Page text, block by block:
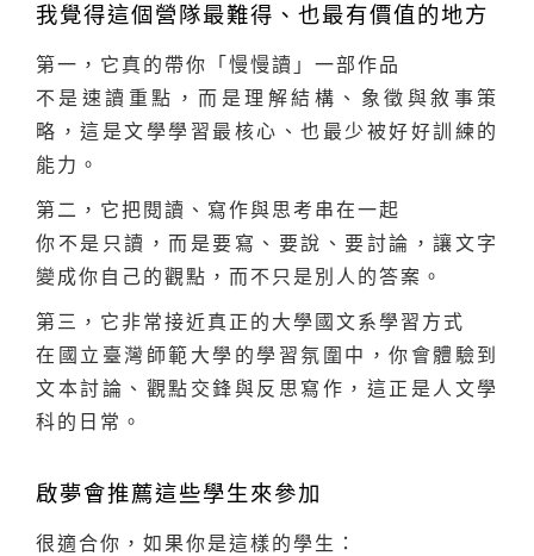
我覺得這個營隊最難得、也最有價值的地方
第一，它真的帶你「慢慢讀」一部作品
不是速讀重點，而是理解結構、象徵與敘事策
略，這是文學學習最核心、也最少被好好訓練的
能力。
第二，它把閱讀、寫作與思考串在一起
你不是只讀，而是要寫、要說、要討論，讓文字
變成你自己的觀點，而不只是別人的答案。
第三，它非常接近真正的大學國文系學習方式
在國立臺灣師範大學的學習氛圍中，你會體驗到
文本討論、觀點交鋒與反思寫作，這正是人文學
科的日常。
啟夢會推薦這些學生來參加
很適合你，如果你是這樣的學生：